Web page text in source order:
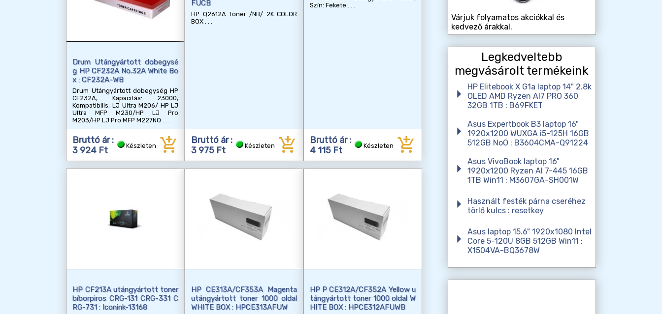
Drum Utángyártott dobegysé
g HP CF232A No.32A White Bo
x : CF232A-WB
Drum Utángyártott dobegység HP
CF232A, Kapacitás: 23000,
Kompatibilis: LJ Ultra M206/ HP LJ
Ultra MFP M230/HP LJ Pro
M203/HP LJ Pro MFP M227NO
Bruttó ár :
3 924 Ft
Készleten add_shopping_cart
FUCB
HP Q2612A Toner /NB/ 2K COLOR
BOX
Bruttó ár :
3 975 Ft
Készleten add_shopping_cart
Szín: Fekete
Bruttó ár :
4 115 Ft
Készleten add_shopping_cart
HP CF213A utángyártott toner
bíborpiros CRG-131 CRG-331 C
RG-731 : Iconink-13168
HP CE313A/CF353A Magenta
utángyártott toner 1000 oldal
WHITE BOX : HPCE313AFUW
HP P CE312A/CF352A Yellow u
tángyártott toner 1000 oldal W
HITE BOX : HPCE312AFUWB
Várjuk folyamatos akciókkal és
kedvező árakkal.
Legkedveltebb
megvásárolt termékeink
HP Elitebook X G1a laptop 14" 2.8k
OLED AMD Ryzen AI7 PRO 360
32GB 1TB : B69FKET
Asus Expertbook B3 laptop 16"
1920x1200 WUXGA i5-125H 16GB
512GB NoO : B3604CMA-Q91224
Asus VivoBook laptop 16"
1920x1200 Ryzen AI 7-445 16GB
1TB Win11 : M3607GA-SH001W
Használt festék párna cseréhez
törlő kulcs : resetkey
Asus laptop 15.6" 1920x1080 Intel
Core 5-120U 8GB 512GB Win11 :
X1504VA-BQ3678W